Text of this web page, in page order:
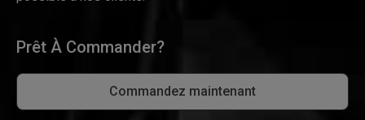
Prêt À Commander?
Commandez maintenant